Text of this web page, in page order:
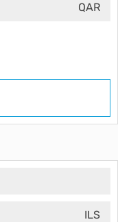
QAR
ILS